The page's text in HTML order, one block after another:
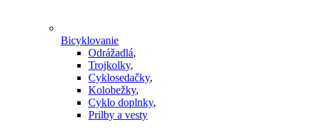
Bicyklovanie
Odrážadlá,
Trojkolky,
Cyklosedačky,
Kolobežky,
Cyklo doplnky,
Prilby a vesty